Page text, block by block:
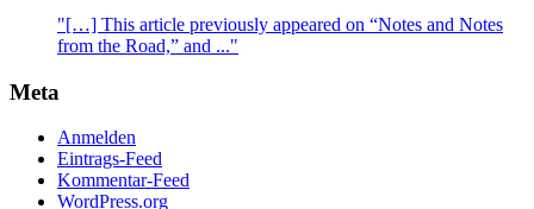
"[…] This article previously appeared on “Notes and Notes
from the Road,” and ..."
Meta
Anmelden
Eintrags-Feed
Kommentar-Feed
WordPress.org